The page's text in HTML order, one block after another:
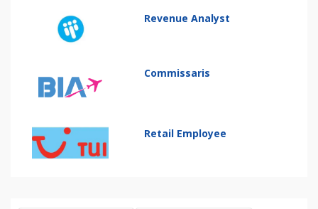
Revenue Analyst
Commissaris
Retail Employee